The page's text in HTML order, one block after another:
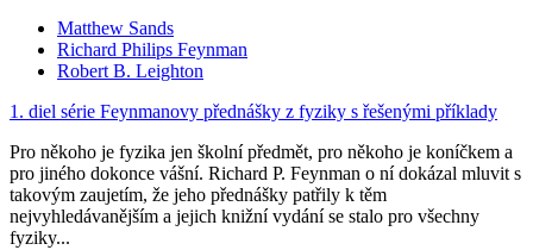
Matthew Sands
Richard Philips Feynman
Robert B. Leighton
1. diel série Feynmanovy přednášky z fyziky s řešenými příklady
Pro někoho je fyzika jen školní předmět, pro někoho je koníčkem a
pro jiného dokonce vášní. Richard P. Feynman o ní dokázal mluvit s
takovým zaujetím, že jeho přednášky patřily k těm
nejvyhledávanějším a jejich knižní vydání se stalo pro všechny
fyziky...